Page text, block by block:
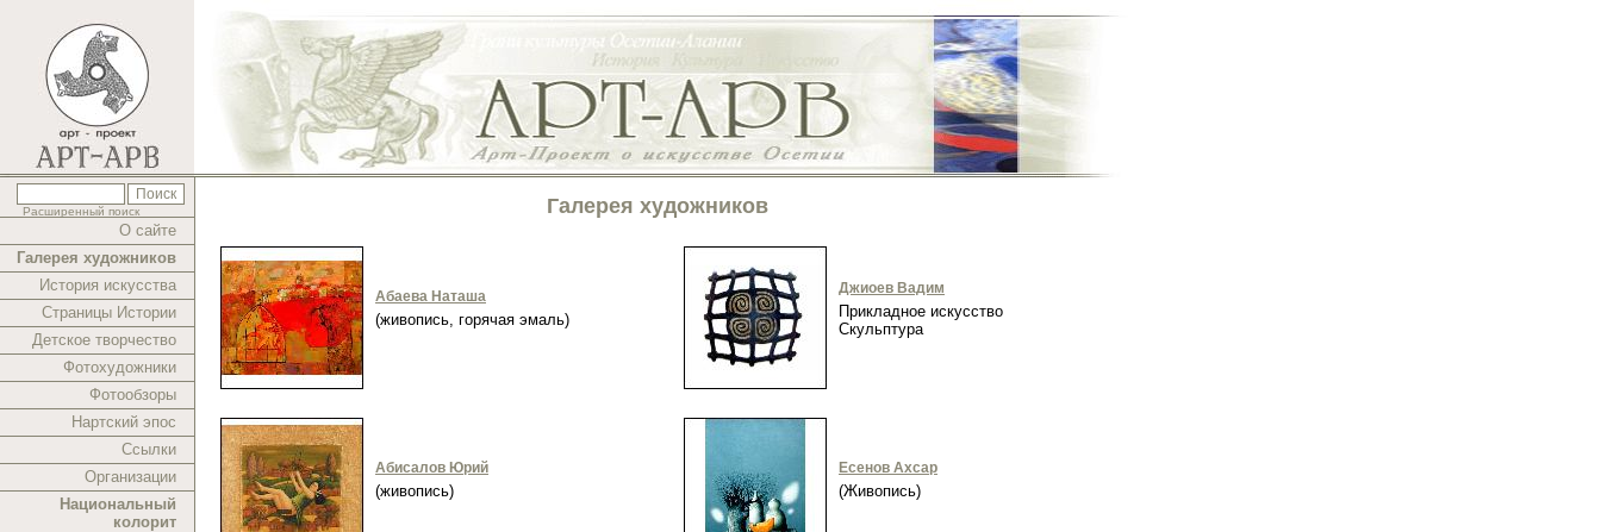
Расширенный поиск
О сайте
Галерея художников
История искусства
Страницы Истории
Детское творчество
Фотохудожники
Фотообзоры
Нартский эпос
Ссылки
Организации
Национальный
колорит
Галерея художников
Абаева Наташа
(живопись, горячая эмаль)
Абисалов Юрий
(живопись)
Джиоев Вадим
Прикладное искусство
Скульптура
Есенов Ахсар
(Живопись)